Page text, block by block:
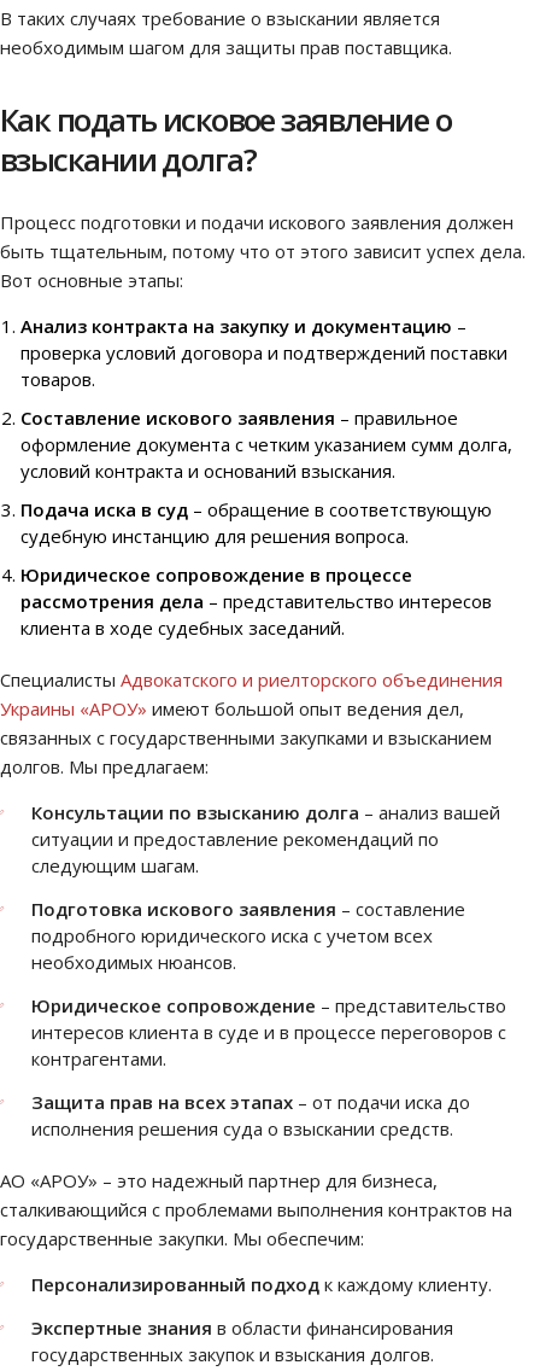
В таких случаях требование о взыскании является
необходимым шагом для защиты прав поставщика.
Как подать исковое заявление о
взыскании долга?
Процесс подготовки и подачи искового заявления должен
быть тщательным, потому что от этого зависит успех дела.
Вот основные этапы:
Анализ контракта на закупку и документацию –
проверка условий договора и подтверждений поставки
товаров.
Составление искового заявления – правильное
оформление документа с четким указанием сумм долга,
условий контракта и оснований взыскания.
Подача иска в суд – обращение в соответствующую
судебную инстанцию для решения вопроса.
Юридическое сопровождение в процессе
рассмотрения дела – представительство интересов
клиента в ходе судебных заседаний.
Специалисты Адвокатского и риелторского объединения
Украины «АРОУ» имеют большой опыт ведения дел,
связанных с государственными закупками и взысканием
долгов. Мы предлагаем:
Консультации по взысканию долга – анализ вашей
ситуации и предоставление рекомендаций по
следующим шагам.
Подготовка искового заявления – составление
подробного юридического иска с учетом всех
необходимых нюансов.
Юридическое сопровождение – представительство
интересов клиента в суде и в процессе переговоров с
контрагентами.
Защита прав на всех этапах – от подачи иска до
исполнения решения суда о взыскании средств.
АО «АРОУ» – это надежный партнер для бизнеса,
сталкивающийся с проблемами выполнения контрактов на
государственные закупки. Мы обеспечим:
Персонализированный подход к каждому клиенту.
Экспертные знания в области финансирования
государственных закупок и взыскания долгов.